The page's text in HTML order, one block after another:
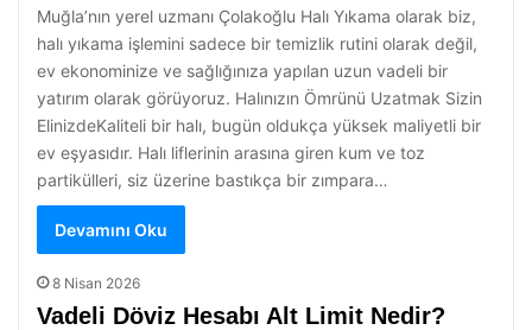
Muğla’nın yerel uzmanı Çolakoğlu Halı Yıkama olarak biz,
halı yıkama işlemini sadece bir temizlik rutini olarak değil,
ev ekonominize ve sağlığınıza yapılan uzun vadeli bir
yatırım olarak görüyoruz. Halınızın Ömrünü Uzatmak Sizin
ElinizdeKaliteli bir halı, bugün oldukça yüksek maliyetli bir
ev eşyasıdır. Halı liflerinin arasına giren kum ve toz
partikülleri, siz üzerine bastıkça bir zımpara…
Devamını Oku
8 Nisan 2026
Vadeli Döviz Hesabı Alt Limit Nedir?